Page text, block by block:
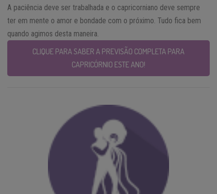
A paciência deve ser trabalhada e o capricorniano deve sempre
ter em mente o amor e bondade com o próximo. Tudo fica bem
quando agimos desta maneira.
CLIQUE PARA SABER A PREVISÃO COMPLETA PARA
CAPRICÓRNIO ESTE ANO!